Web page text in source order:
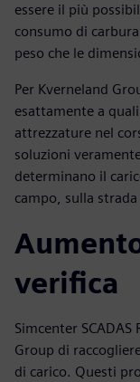
essere il più
consumo di
peso che le
Per Kverneland
esattamente a
attrezzature nel
soluzioni
determinano il
campo, sulla
verifica
Simcenter
Group di
di carico. Questi